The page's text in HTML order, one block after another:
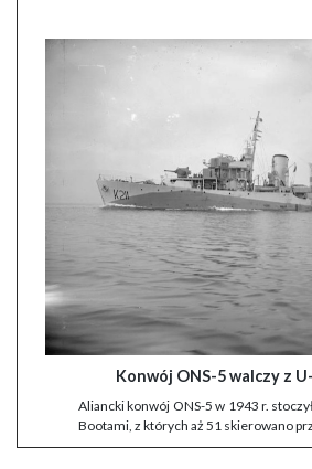
Konwój ONS-5 walczy z
Aliancki konwój ONS-5 w 1943 r.
Bootami, z których aż 51 skierowano